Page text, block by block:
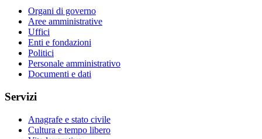
Organi di governo
Aree amministrative
Uffici
Enti e fondazioni
Politici
Personale amministrativo
Documenti e dati
Servizi
Anagrafe e stato civile
Cultura e tempo libero